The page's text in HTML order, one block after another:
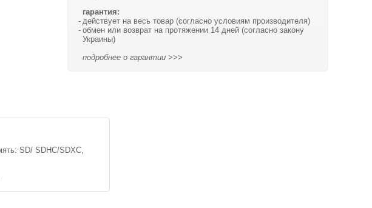
гарантия:
действует на весь товар (согласно условиям производителя)
обмен или возврат на протяжении 14 дней (согласно закону
Украины)
подробнее о гарантии >>>
SD/ SDHC/SDXC,